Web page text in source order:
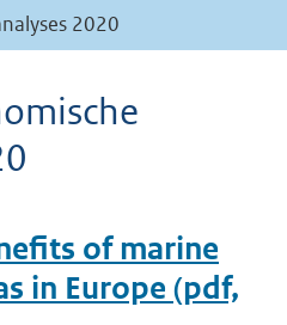
2020
of marine
in Europe (pdf,